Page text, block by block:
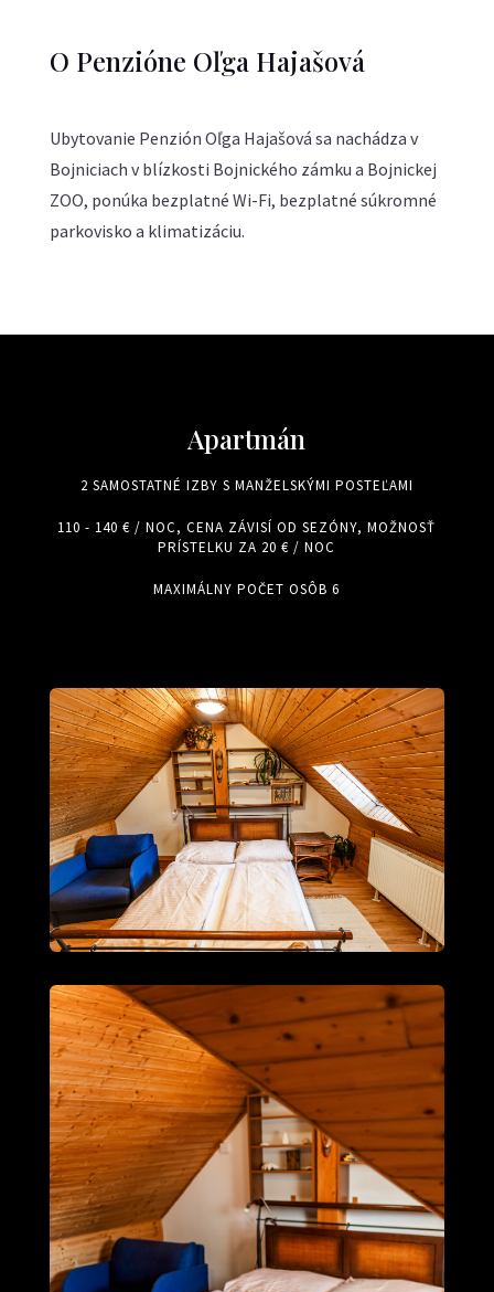
O Penzióne Oľga Hajašová
Ubytovanie Penzión Oľga Hajašová sa nachádza v
Bojniciach v blízkosti Bojnického zámku a Bojnickej
ZOO, ponúka bezplatné Wi-Fi, bezplatné súkromné
parkovisko a klimatizáciu.
Apartmán
2 SAMOSTATNÉ IZBY S MANŽELSKÝMI POSTEĽAMI
110 - 140 € / NOC, CENA ZÁVISÍ OD SEZÓNY, MOŽNOSŤ
PRÍSTELKU ZA 20 € / NOC
MAXIMÁLNY POČET OSÔB 6